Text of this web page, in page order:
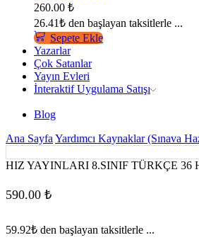
260.00 ₺
26.41₺ den başlayan taksitlerle ...
Sepete Ekle
Yazarlar
Çok Satanlar
Yayın Evleri
İnteraktif Uygulama Satışı
Blog
Ana Sayfa Yardımcı Kaynaklar (Sınava
HIZ YAYINLARI 8.SINIF TÜRKÇE
590.00 ₺
59.92₺ den başlayan taksitlerle ...